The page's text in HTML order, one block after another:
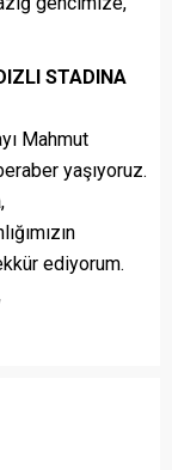
STADINA
Mahmut
yaşıyoruz.
ediyorum.